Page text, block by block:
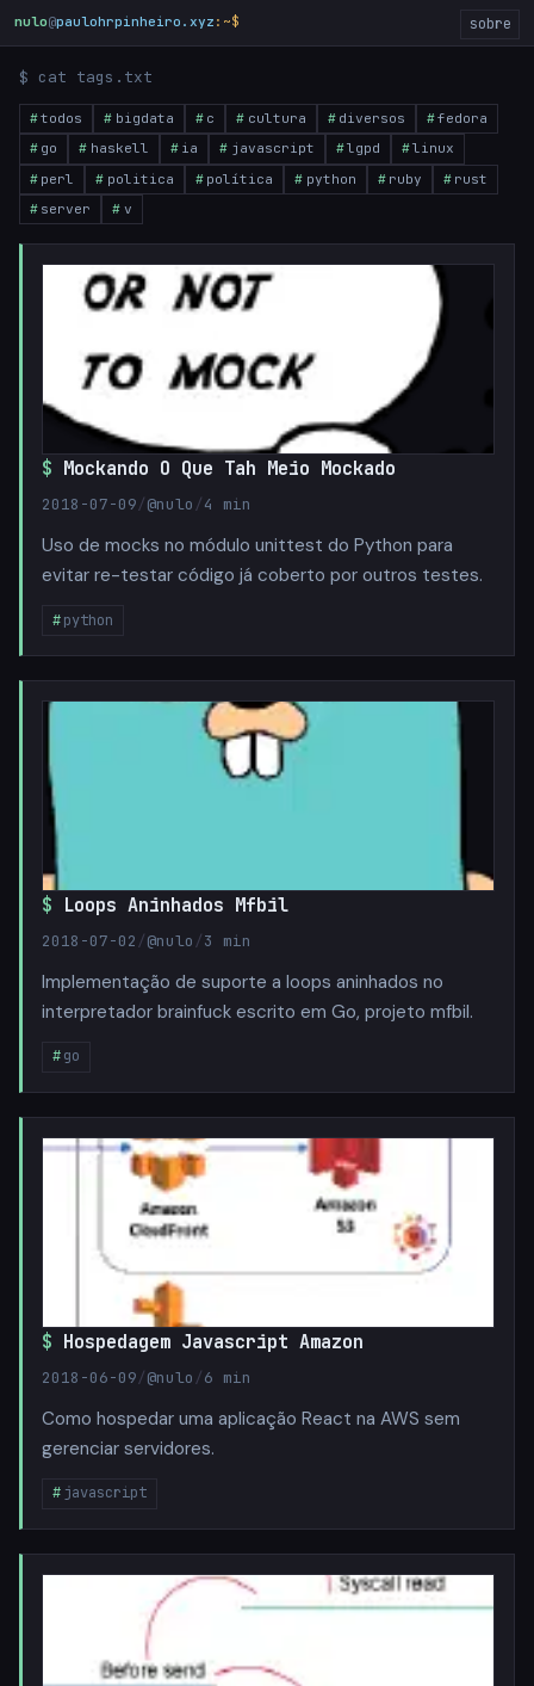
nulo@paulohrpinheiro.xyz :~$ sobre
$ cat tags.txt
todos bigdata c cultura diversos
fedora
go
haskell ia javascript lgpd
linux
perl
politica política python ruby
rust
server
v
Mockando O Que Tah Meio Mockado
2018-07-09/@nulo /4 min
Uso de mocks no módulo unittest do Python para
evitar re-testar código já coberto por outros testes.
python
Loops Aninhados Mfbil
2018-07-02 /@nulo /3 min
Implementação de suporte a loops aninhados no
interpretador brainfuck escrito em Go, projeto mfbil.
go
Hospedagem Javascript Amazon
2018-06-09/@nulo /6 min
Como hospedar uma aplicação React na AWS sem
gerenciar servidores.
javascript